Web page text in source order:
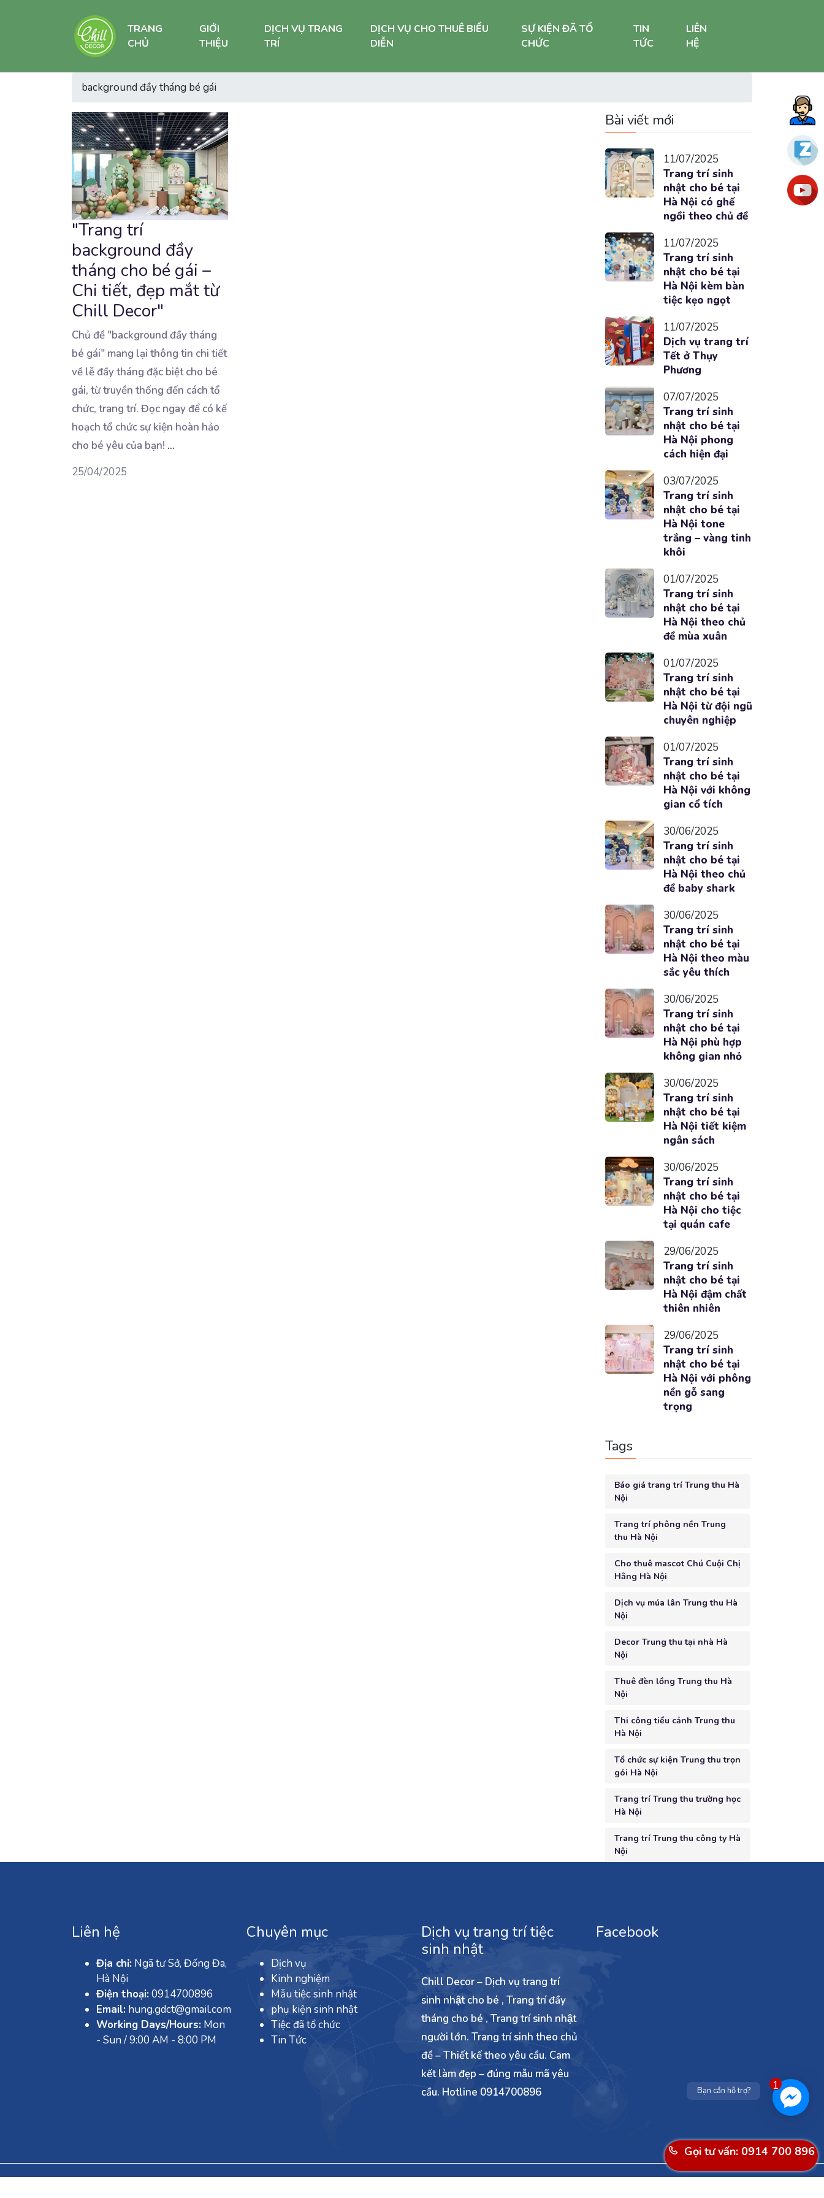
TRANG
CHỦ
GIỚI
THIỆU
DỊCH VỤ TRANG
TRÍ
DỊCH VỤ CHO THUÊ BIỂU
DIỄN
SỰ KIỆN ĐÃ TỔ
CHỨC
TIN
TỨC
LIÊN
HỆ
background đầy tháng bé gái
"Trang trí
background đầy
tháng cho bé gái –
Chi tiết, đẹp mắt từ
Chill Decor"
Chủ đề "background đầy tháng
bé gái" mang lại thông tin chi tiết
về lễ đầy tháng đặc biệt cho bé
gái, từ truyền thống đến cách tổ
chức, trang trí. Đọc ngay để có kế
hoạch tổ chức sự kiện hoàn hảo
cho bé yêu của bạn! ...
25/04/2025
Bài viết mới
11/07/2025
Trang trí sinh
nhật cho bé tại
Hà Nội có ghế
ngồi theo chủ đề
11/07/2025
Trang trí sinh
nhật cho bé tại
Hà Nội kèm bàn
tiệc kẹo ngọt
11/07/2025
Dịch vụ trang trí
Tết ở Thụy
Phương
07/07/2025
Trang trí sinh
nhật cho bé tại
Hà Nội phong
cách hiện đại
03/07/2025
Trang trí sinh
nhật cho bé tại
Hà Nội tone
trắng – vàng tinh
khôi
01/07/2025
Trang trí sinh
nhật cho bé tại
Hà Nội theo chủ
đề mùa xuân
01/07/2025
Trang trí sinh
nhật cho bé tại
Hà Nội từ đội ngũ
chuyên nghiệp
01/07/2025
Trang trí sinh
nhật cho bé tại
Hà Nội với không
gian cổ tích
30/06/2025
Trang trí sinh
nhật cho bé tại
Hà Nội theo chủ
đề baby shark
30/06/2025
Trang trí sinh
nhật cho bé tại
Hà Nội theo màu
sắc yêu thích
30/06/2025
Trang trí sinh
nhật cho bé tại
Hà Nội phù hợp
không gian nhỏ
30/06/2025
Trang trí sinh
nhật cho bé tại
Hà Nội tiết kiệm
ngân sách
30/06/2025
Trang trí sinh
nhật cho bé tại
Hà Nội cho tiệc
tại quán cafe
29/06/2025
Trang trí sinh
nhật cho bé tại
Hà Nội đậm chất
thiên nhiên
29/06/2025
Trang trí sinh
nhật cho bé tại
Hà Nội với phông
nền gỗ sang
trọng
Tags
Báo giá trang trí Trung thu Hà
Nội
Trang trí phông nền Trung
thu Hà Nội
Cho thuê mascot Chú Cuội Chị
Hằng Hà Nội
Dịch vụ múa lân Trung thu Hà
Nội
Decor Trung thu tại nhà Hà
Nội
Thuê đèn lồng Trung thu Hà
Nội
Thi công tiểu cảnh Trung thu
Hà Nội
Tổ chức sự kiện Trung thu trọn
gói Hà Nội
Trang trí Trung thu trường học
Hà Nội
Trang trí Trung thu công ty Hà
Nội
Liên hệ
Địa chỉ: Ngã tư Sở, Đống Đa,
Hà Nội
Điện thoại: 0914700896
Email: hung.gdct@gmail.com
Working Days/Hours: Mon
- Sun / 9:00 AM - 8:00 PM
Chuyên mục
Dịch vụ
Kinh nghiệm
Mẫu tiệc sinh nhật
phụ kiện sinh nhật
Tiệc đã tổ chức
Tin Tức
Dịch vụ trang trí tiệc
sinh nhật
Chill Decor – Dịch vụ trang trí
sinh nhật cho bé , Trang trí đầy
tháng cho bé , Trang trí sinh nhật
người lớn. Trang trí sinh theo chủ
đề – Thiết kế theo yêu cầu. Cam
kết làm đẹp – đúng mẫu mã yêu
cầu. Hotline 0914700896
Facebook
Gọi tư vấn: 0914 700 896
1
Bạn cần hỗ trợ?